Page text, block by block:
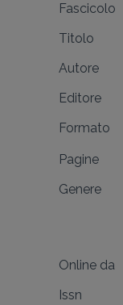
Fascicolo
Titolo
Autore
Editore
Formato
Pagine
Genere
Online da
Issn